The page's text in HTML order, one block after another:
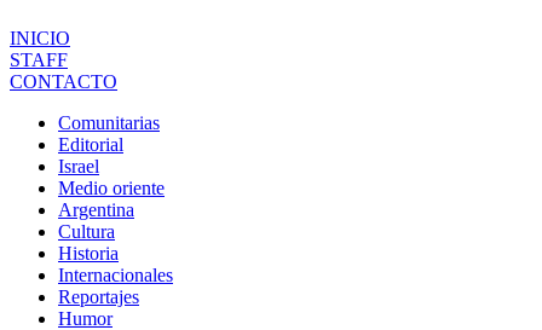
INICIO
STAFF
CONTACTO
Comunitarias
Editorial
Israel
Medio oriente
Argentina
Cultura
Historia
Internacionales
Reportajes
Humor